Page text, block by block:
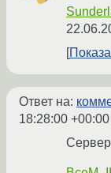
Ответ на:
18:28:00 +00:00